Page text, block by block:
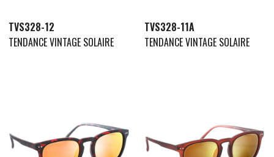
TVS328-12
TENDANCE VINTAGE SOLAIRE
TVS328-11A
TENDANCE VINTAGE SOLAIRE